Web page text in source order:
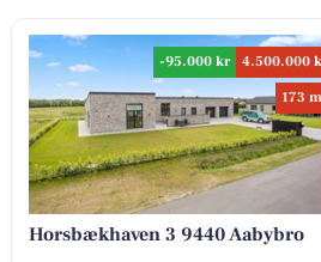
-95.000 kr
4.500.000
173
Horsbækhaven 3 9440 Aabybro